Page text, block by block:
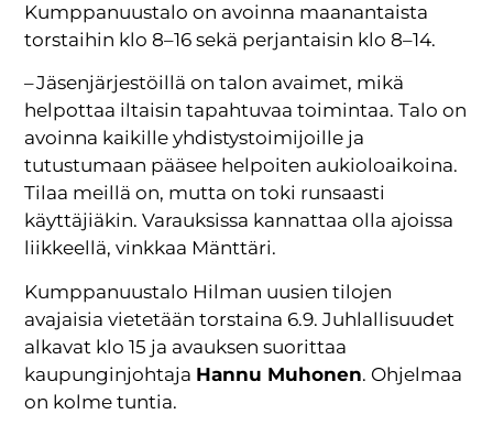
Kumppanuustalo on avoinna maanantaista
torstaihin klo 8–16 sekä perjantaisin klo 8–14.
– Jäsenjärjestöillä on talon avaimet, mikä
helpottaa iltaisin tapahtuvaa toimintaa. Talo on
avoinna kaikille yhdistystoimijoille ja
tutustumaan pääsee helpoiten aukioloaikoina.
Tilaa meillä on, mutta on toki runsaasti
käyttäjiäkin. Varauksissa kannattaa olla ajoissa
liikkeellä, vinkkaa Mänttäri.
Kumppanuustalo Hilman uusien tilojen
avajaisia vietetään torstaina 6.9. Juhlallisuudet
alkavat klo 15 ja avauksen suorittaa
kaupunginjohtaja Hannu Muhonen. Ohjelmaa
on kolme tuntia.